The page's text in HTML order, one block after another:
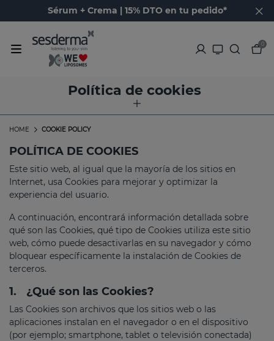
Sérum + Crema | 15% DTO en tu pedido*
0
Política de cookies
COOKIE POLICY
HOME
POLÍTICA DE COOKIES
Este sitio web, al igual que la mayoría de los sitios en
Internet, usa Cookies para mejorar y optimizar la
experiencia del usuario.
A continuación, encontrará información detallada sobre
qué son las Cookies, qué tipo de Cookies utiliza este sitio
web, cómo puede desactivarlas en su navegador y cómo
bloquear específicamente la instalación de Cookies de
terceros.
1. ¿Qué son las Cookies?
Las Cookies son archivos que los sitios web o las
aplicaciones instalan en el navegador o en el dispositivo
(por ejemplo; smartphone, tablet o televisión conectada)